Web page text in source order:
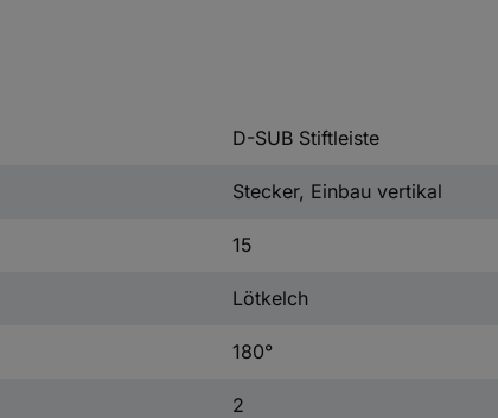
D-SUB Stiftleiste
Stecker, Einbau vertikal
15
Lötkelch
180°
2